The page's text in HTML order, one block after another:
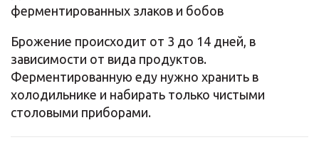
ферментированных злаков и бобов
Брожение происходит от 3 до 14 дней, в
зависимости от вида продуктов.
Ферментированную еду нужно хранить в
холодильнике и набирать только чистыми
столовыми приборами.